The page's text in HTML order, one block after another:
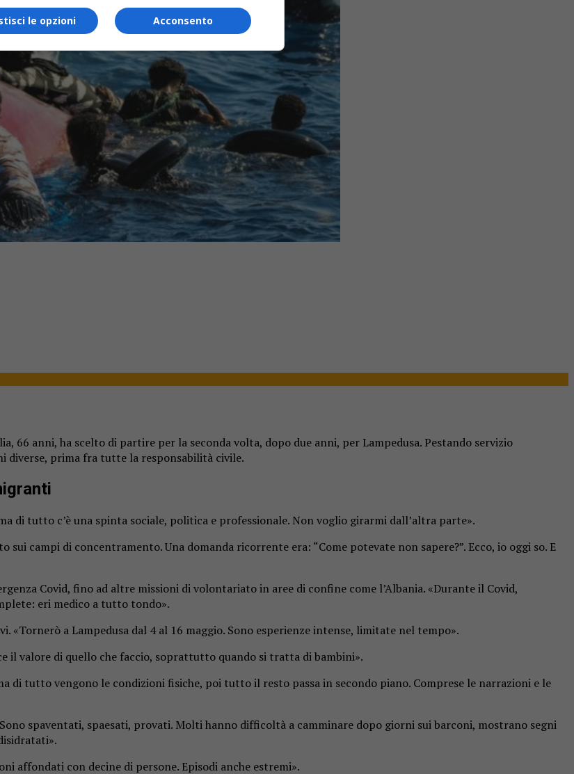
66 anni, ha scelto di partire per la seconda volta, dopo due anni, per Lampedusa. Pestando servizio
diverse, prima fra tutte la responsabilità civile.
di tutto c’è una spinta sociale, politica e professionale. Non voglio girarmi dall’altra parte».
campi di concentramento. Una domanda ricorrente era: “Come potevate non sapere?”. Ecco, io oggi so. E
Covid, fino ad altre missioni di volontariato in aree di confine come l’Albania. «Durante il Covid,
eri medico a tutto tondo».
a Lampedusa dal 4 al 16 maggio. Sono esperienze intense, limitate nel tempo».
il valore di quello che faccio, soprattutto quando si tratta di bambini».
di tutto vengono le condizioni fisiche, poi tutto il resto passa in secondo piano. Comprese le narrazioni e le
spaventati, spaesati, provati. Molti hanno difficoltà a camminare dopo giorni sui barconi, mostrano segni
affondati con decine di persone. Episodi anche estremi».
Acconsento
le opzioni